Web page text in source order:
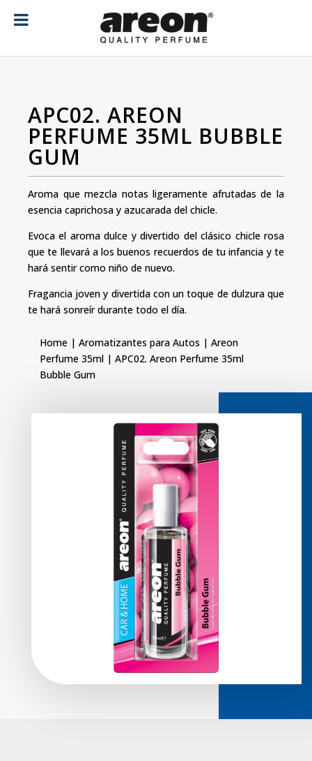
APC02. AREON
PERFUME 35ML BUBBLE
GUM
Aroma que mezcla notas ligeramente afrutadas de la
esencia caprichosa y azucarada del chicle.
Evoca el aroma dulce y divertido del clásico chicle rosa
que te llevará a los buenos recuerdos de tu infancia y te
hará sentir como niño de nuevo.
Fragancia joven y divertida con un toque de dulzura que
te hará sonreír durante todo el día.
Home | Aromatizantes para Autos | Areon
Perfume 35ml | APC02. Areon Perfume 35ml
Bubble Gum